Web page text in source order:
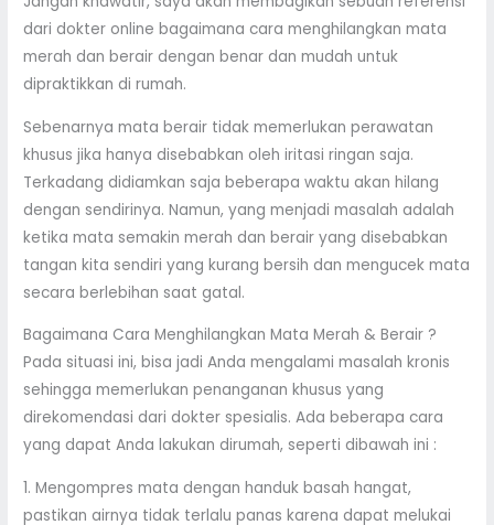
dari dokter online bagaimana cara menghilangkan mata
merah dan berair dengan benar dan mudah untuk
dipraktikkan di rumah.
Sebenarnya mata berair tidak memerlukan perawatan
khusus jika hanya disebabkan oleh iritasi ringan saja.
Terkadang didiamkan saja beberapa waktu akan hilang
dengan sendirinya. Namun, yang menjadi masalah adalah
ketika mata semakin merah dan berair yang disebabkan
tangan kita sendiri yang kurang bersih dan mengucek mata
secara berlebihan saat gatal.
Bagaimana Cara Menghilangkan Mata Merah & Berair ?
Pada situasi ini, bisa jadi Anda mengalami masalah kronis
sehingga memerlukan penanganan khusus yang
direkomendasi dari dokter spesialis. Ada beberapa cara
yang dapat Anda lakukan dirumah, seperti dibawah ini :
1. Mengompres mata dengan handuk basah hangat,
pastikan airnya tidak terlalu panas karena dapat melukai